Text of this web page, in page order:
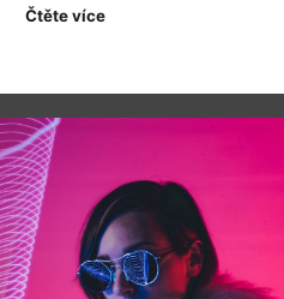
Čtěte více